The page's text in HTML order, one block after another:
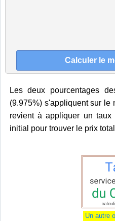
Les deux pourcentages
(9.975%) s'appliquent sur le
revient à appliquer un
initial pour trouver le prix
Un autre